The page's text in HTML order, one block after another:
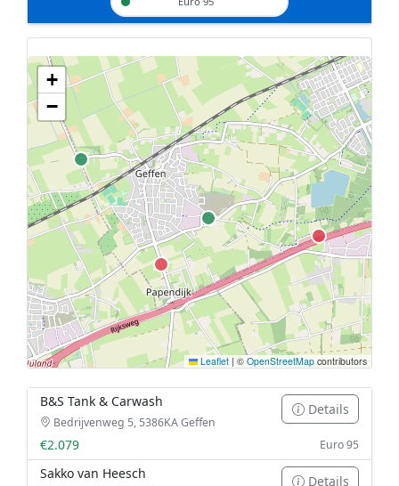
Geen tankstations met locatiegegevens gevonden.
De kaart kan niet worden weergegeven zonder GPS coördinaten.
+
−
Leaflet | © OpenStreetMap contributors
B&S Tank & Carwash
Bedrijvenweg 5, 5386KA Geffen
Details
€2.079 Euro 95
Sakko van Heesch Details